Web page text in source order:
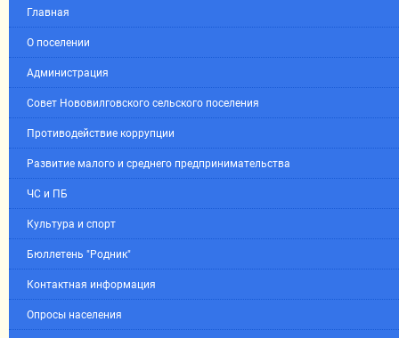
Главная
О поселении
Администрация
Совет Нововилговского сельского поселения
Противодействие коррупции
Развитие малого и среднего предпринимательства
ЧС и ПБ
Культура и спорт
Бюллетень "Родник"
Контактная информация
Опросы населения